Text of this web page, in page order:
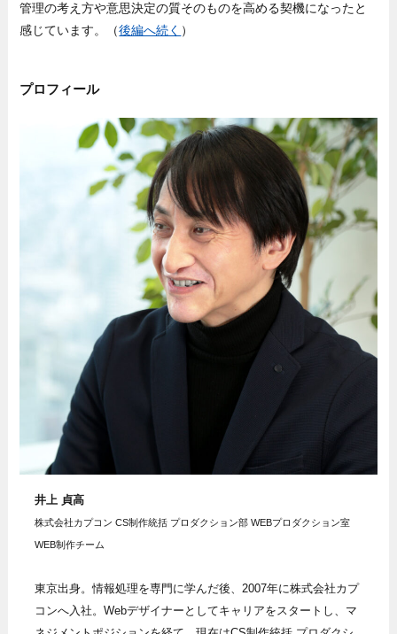
管理の考え方や意思決定の質そのものを高める契機になったと
感じています。（後編へ続く ）
プロフィール
井上 貞高
株式会社カプコン CS制作統括 プロダクション部 WEBプロダクション室
WEB制作チーム
東京出身。情報処理を専門に学んだ後、2007年に株式会社カプ
コンへ入社。Webデザイナーとしてキャリアをスタートし、マ